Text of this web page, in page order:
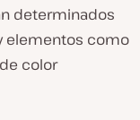
determinados
elementos como
color